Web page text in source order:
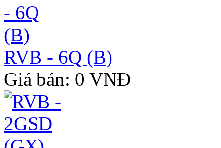
RVB - 6Q (B)
Giá bán: 0 VNĐ